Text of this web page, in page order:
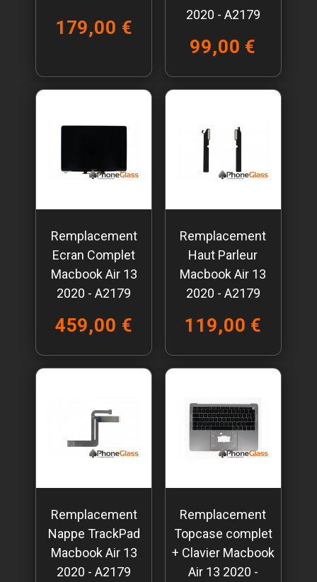
179,00 €
2020 - A2179
99,00 €
Remplacement
Ecran Complet
Macbook Air 13
2020 - A2179
459,00 €
Remplacement
Haut Parleur
Macbook Air 13
2020 - A2179
119,00 €
Remplacement
Nappe TrackPad
Macbook Air 13
2020 - A2179
Remplacement
Topcase complet
+ Clavier Macbook
Air 13 2020 -